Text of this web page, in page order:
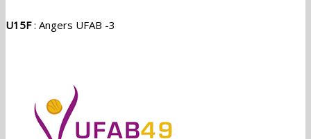
U15F: Angers UFAB -3